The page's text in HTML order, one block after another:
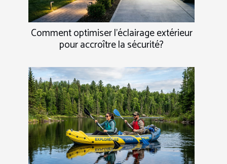
Comment optimiser l'éclairage extérieur
pour accroître la sécurité?